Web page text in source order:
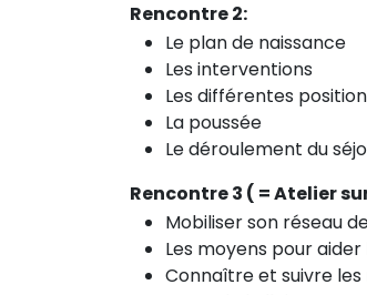
Rencontre 2:
Le plan de naissance
Les interventions
Les différentes
La poussée
Le déroulement du
Rencontre 3 ( = Atelier
Mobiliser son réseau
Les moyens pour
Connaître et suivre